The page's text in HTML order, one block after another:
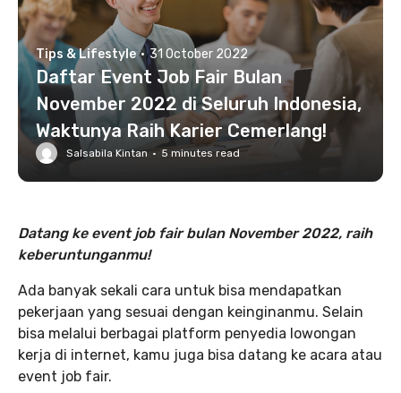
Tips & Lifestyle · 31 October 2022
Daftar Event Job Fair Bulan
November 2022 di Seluruh Indonesia,
Waktunya Raih Karier Cemerlang!
Salsabila Kintan · 5 minutes read
Datang ke event job fair bulan November 2022, raih
keberuntunganmu!
Ada banyak sekali cara untuk bisa mendapatkan
pekerjaan yang sesuai dengan keinginanmu. Selain
bisa melalui berbagai platform penyedia lowongan
kerja di internet, kamu juga bisa datang ke acara atau
event job fair.